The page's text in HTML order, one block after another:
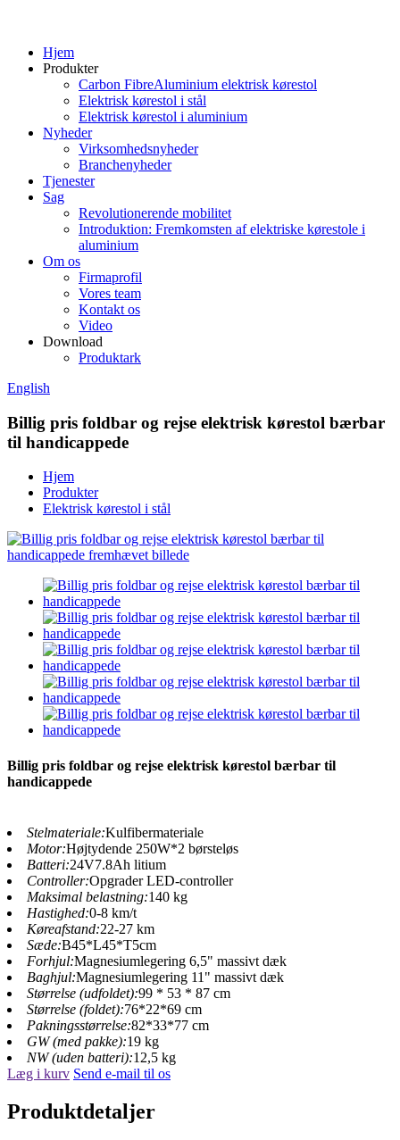
Hjem
Produkter
Carbon FibreAluminium elektrisk kørestol
Elektrisk kørestol i stål
Elektrisk kørestol i aluminium
Nyheder
Virksomhedsnyheder
Branchenyheder
Tjenester
Sag
Revolutionerende mobilitet
Introduktion: Fremkomsten af ​​elektriske kørestole i
aluminium
Om os
Firmaprofil
Vores team
Kontakt os
Video
Download
Produktark
English
Billig pris foldbar og rejse elektrisk kørestol bærbar
til handicappede
Hjem
Produkter
Elektrisk kørestol i stål
Billig pris foldbar og rejse elektrisk kørestol bærbar til
handicappede
Stelmateriale:Kulfibermateriale
Motor:Højtydende 250W*2 børsteløs
Batteri:24V7.8Ah litium
Controller:Opgrader LED-controller
Maksimal belastning:140 kg
Hastighed:0-8 km/t
Køreafstand:22-27 km
Sæde:B45*L45*T5cm
Forhjul:Magnesiumlegering 6,5" massivt dæk
Baghjul:Magnesiumlegering 11" massivt dæk
Størrelse (udfoldet):99 * 53 * 87 cm
Størrelse (foldet):76*22*69 cm
Pakningsstørrelse:82*33*77 cm
GW (med pakke):19 kg
NW (uden batteri):12,5 kg
Læg i kurv Send e-mail til os
Produktdetaljer